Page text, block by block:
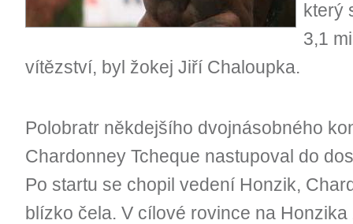
který
3,1
vítězství, byl žokej Jiří Chaloupka.
Polobratr někdejšího dvojnásobného
Chardonney Tcheque nastupoval do
Po startu se chopil vedení Honzik,
blízko čela. V cílové rovince na